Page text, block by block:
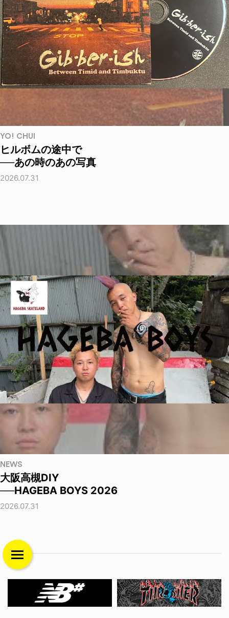
YO! CHUI
ヒルボムの途中で
──あの時のあの写真
2026.07.31
NEWS
大阪高槻DIY
──HAGEBA BOYS 2026
2026.07.31